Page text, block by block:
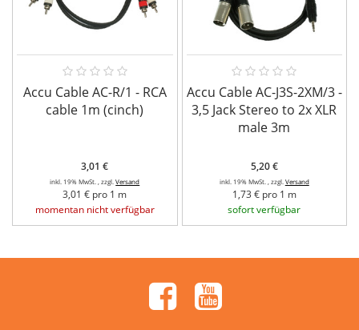
Accu Cable AC-R/1 - RCA
cable 1m (cinch)
3,01 €
inkl. 19% MwSt. , zzgl.Versand
3,01 € pro 1 m
momentan nicht verfügbar
Accu Cable AC-J3S-2XM/3 -
3,5 Jack Stereo to 2x XLR
male 3m
5,20 €
inkl. 19% MwSt. , zzgl. Versand
1,73 € pro 1 m
sofort verfügbar